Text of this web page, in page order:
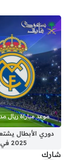
دوري الأبطال
2025 في دوري أبطال أوروبا والقنوات الناقلة
شارك